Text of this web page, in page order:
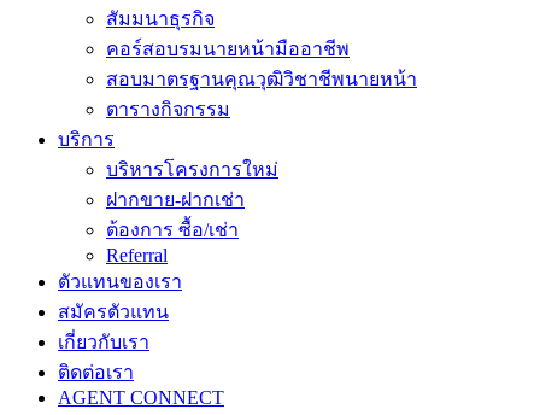
สัมมนาธุรกิจ
คอร์สอบรมนายหน้ามืออาชีพ
สอบมาตรฐานคุณวุฒิวิชาชีพนายหน้า
ตารางกิจกรรม
บริการ
บริหารโครงการใหม่
ฝากขาย-ฝากเช่า
ต้องการ ซื้อ/เช่า
Referral
ตัวแทนของเรา
สมัครตัวแทน
เกี่ยวกับเรา
ติดต่อเรา
AGENT CONNECT